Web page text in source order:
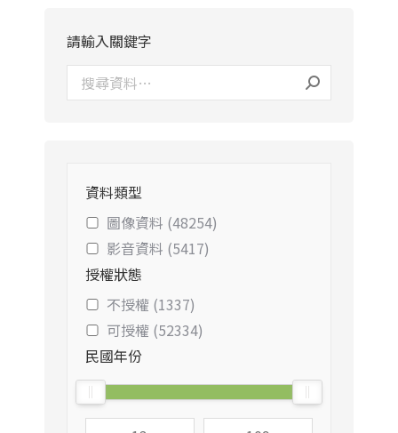
請輸入關鍵字
資料類型
圖像資料 (48254)
影音資料 (5417)
授權狀態
不授權 (1337)
可授權 (52334)
民國年份